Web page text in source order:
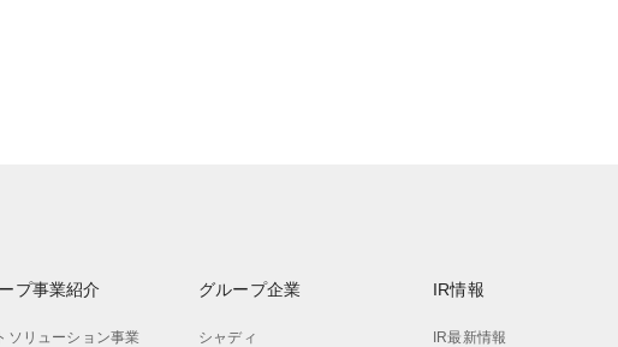
プ事業紹介
ソリューション事業
グループ企業
シャディ
IR情報
IR最新情報